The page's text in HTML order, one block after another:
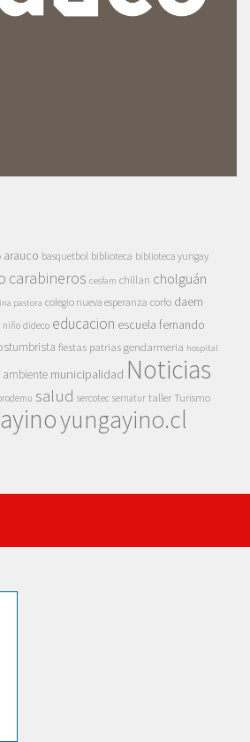
arauco basquetbol biblioteca biblioteca yungay
carabineros cesfam chillan cholguán
pastora colegio nueva esperanza corfo daem
niño dideco educacion escuela fernando
fiestas patrias gendarmeria hospital
ambiente municipalidad Noticias
salud sercotec sernatur taller Turismo
yungayino.cl